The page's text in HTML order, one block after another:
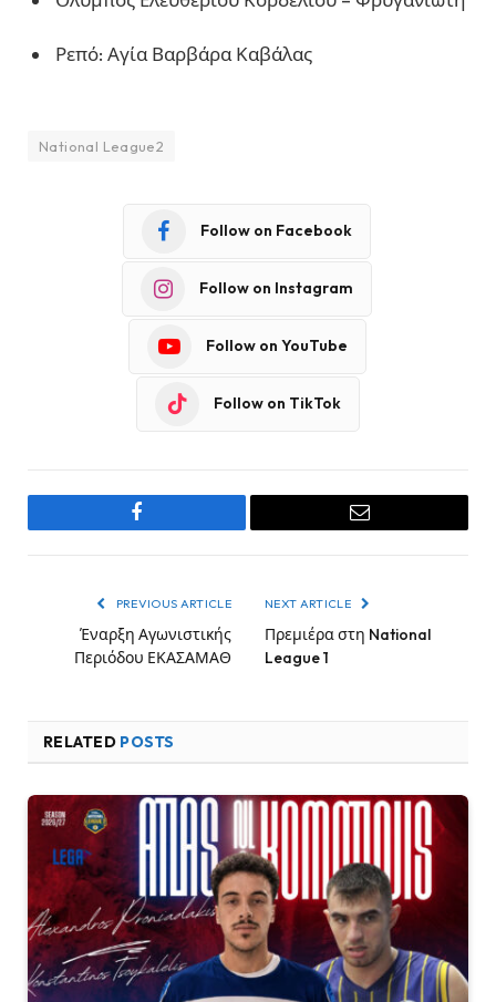
Ρεπό: Αγία Βαρβάρα Καβάλας
National League2
Follow on Facebook
Follow on Instagram
Follow on YouTube
Follow on TikTok
Facebook Email
PREVIOUS ARTICLE
Έναρξη Αγωνιστικής
Περιόδου ΕΚΑΣΑΜΑΘ
NEXT ARTICLE
Πρεμιέρα στη National
League 1
RELATED POSTS